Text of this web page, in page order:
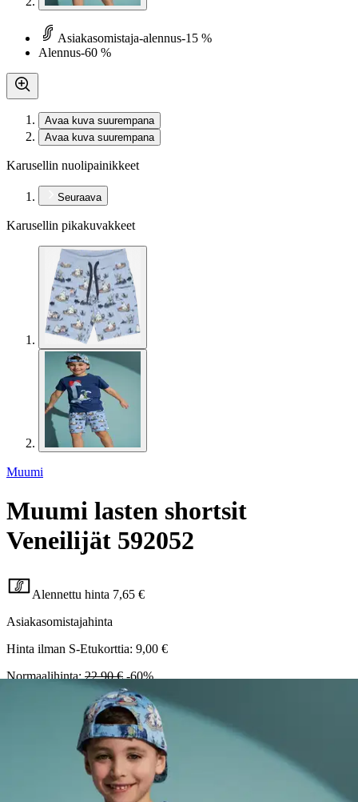
Asiakasomistaja-alennus-15 %
Alennus-60 %
Avaa kuva suurempana
Avaa kuva suurempana
Karusellin nuolipainikkeet
Seuraava
Karusellin pikakuvakkeet
Muumi
Muumi lasten shortsit
Veneilijät 592052
Alennettu hinta 7,65 €
Asiakasomistajahinta
Hinta ilman S-Etukorttia: 9,00 €
Normaalihinta:22,90 €-60%
22,90 €
Verkkokaupan hinta
Hinta ja saatavuus voivat vaihdella myymälöittäin
vaaleansininen